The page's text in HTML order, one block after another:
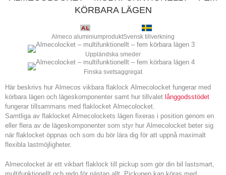
KÖRBARA LÄGEN
Almeco aluminiumproduktSvensk tillverkning
Uppländska smeder
Finska svetsaggregat
Här beskrivs hur Almecos vikbara flaklock Almecolocket fungerar med
körbara lägen och lägeskomponenter samt hur tillvalet långgodsstödet
fungerar tillsammans med flaklocket Almecolocket.
Samtliga av flaklocket Almecolockets lägen fixeras i position genom en
eller flera av de lägeskomponenter som styr hur Almecolocket beter sig
när flaklocket öppnas och som du bör lära dig för att uppnå maximalt
flexibla lastmöjligheter.
Almecolocket är ett vikbart flaklock till pickup som gör din bil lastsmart,